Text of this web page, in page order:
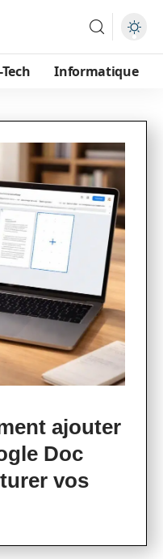
Informatique
ajouter
Doc
vos